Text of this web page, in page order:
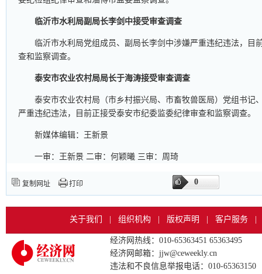
临沂市水利局副局长李剑中接受审查调查
临沂市水利局党组成员、副局长李剑中涉嫌严重违纪违法，目
查和监察调查。
泰安市农业农村局局长于海涛接受审查调查
泰安市农业农村局（市乡村振兴局、市畜牧兽医局）党组书记
严重违纪违法，目前正接受泰安市纪委监委纪律审查和监察调查。
新媒体编辑：王新景
一审：王新景 二审：何颖曦 三审：周琦
复制网址 打印 0
关于我们 组织机构 版权声明 客户服务
经济网热线：010-65363451 65363495
经济网邮箱：jjw@ceweekly.cn
违法和不良信息举报电话：010-65363150